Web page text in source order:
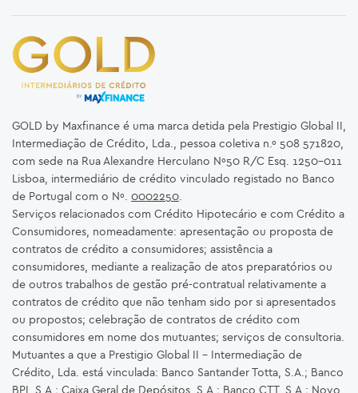
GOLD by Maxfinance é uma marca detida pela Prestigio Global II,
Intermediação de Crédito, Lda., pessoa coletiva n.º 508 571820,
com sede na Rua Alexandre Herculano Nº50 R/C Esq. 1250-011
Lisboa, intermediário de crédito vinculado registado no Banco
de Portugal com o Nº. 0002250.
Serviços relacionados com Crédito Hipotecário e com Crédito a
Consumidores, nomeadamente: apresentação ou proposta de
contratos de crédito a consumidores; assistência a
consumidores, mediante a realização de atos preparatórios ou
de outros trabalhos de gestão pré-contratual relativamente a
contratos de crédito que não tenham sido por si apresentados
ou propostos; celebração de contratos de crédito com
consumidores em nome dos mutuantes; serviços de consultoria.
Mutuantes a que a Prestigio Global II – Intermediação de
Crédito, Lda. está vinculada: Banco Santander Totta, S.A.; Banco
BPI, S.A.; Caixa Geral de Depósitos, S.A.; Banco CTT, S.A.; Novo